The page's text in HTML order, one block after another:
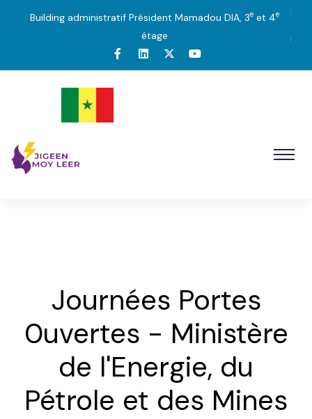
Building administratif Président Mamadou DIA, 3eet 4e
étage
Journées Portes
0uvertes - Ministère
de l'Energie, du
Pétrole et des Mines